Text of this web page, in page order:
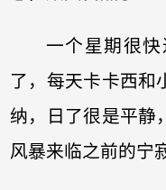
一个星期很
了，每天卡卡西和
纳，日了很是平静
风暴来临之前的宁